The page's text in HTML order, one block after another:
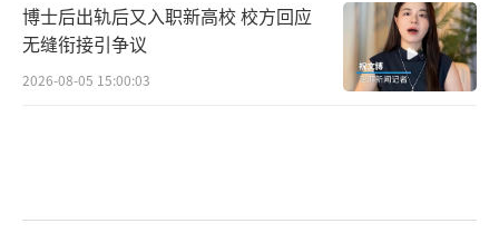
博士后出轨后又入职新高校 校方回应
无缝衔接引争议
2026-08-05 15:00:03